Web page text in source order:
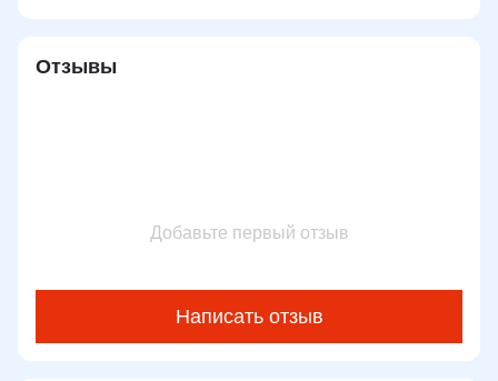
Отзывы
Добавьте первый отзыв
Написать отзыв